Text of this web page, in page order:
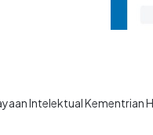
Intelektual Kementrian